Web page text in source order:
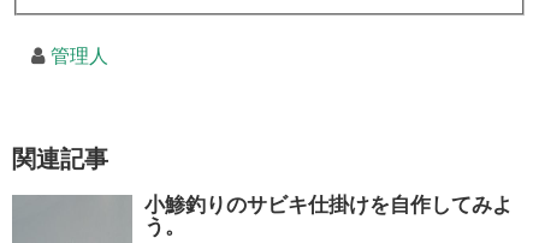
管理人
関連記事
小鯵釣りのサビキ仕掛けを自作してみよ
う。